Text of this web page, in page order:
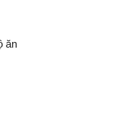
ăn